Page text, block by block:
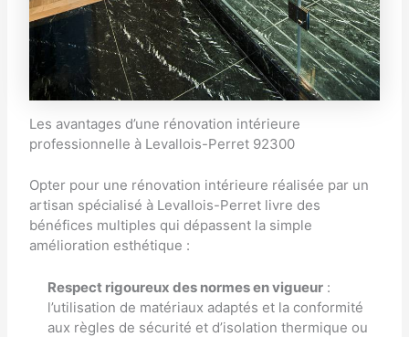
Les avantages d’une rénovation intérieure
professionnelle à Levallois-Perret 92300
Opter pour une rénovation intérieure réalisée par un
artisan spécialisé à Levallois-Perret livre des
bénéfices multiples qui dépassent la simple
amélioration esthétique :
Respect rigoureux des normes en vigueur :
l’utilisation de matériaux adaptés et la conformité
aux règles de sécurité et d’isolation thermique ou